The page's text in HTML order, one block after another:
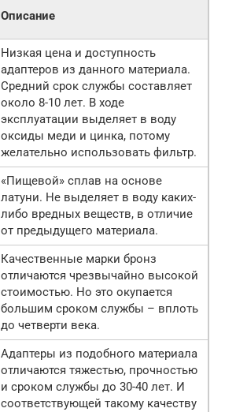
Описание
Низкая цена и доступность
адаптеров из данного материала.
Средний срок службы составляет
около 8-10 лет. В ходе
эксплуатации выделяет в воду
оксиды меди и цинка, потому
желательно использовать фильтр.
«Пищевой» сплав на основе
латуни. Не выделяет в воду каких-
либо вредных веществ, в отличие
от предыдущего материала.
Качественные марки бронз
отличаются чрезвычайно высокой
стоимостью. Но это окупается
большим сроком службы – вплоть
до четверти века.
Адаптеры из подобного материала
отличаются тяжестью, прочностью
и сроком службы до 30-40 лет. И
соответствующей такому качеству